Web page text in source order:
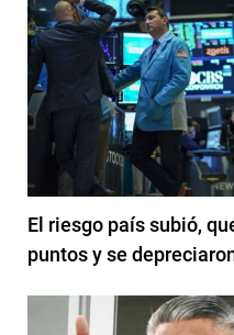
El riesgo país subió,
puntos y se